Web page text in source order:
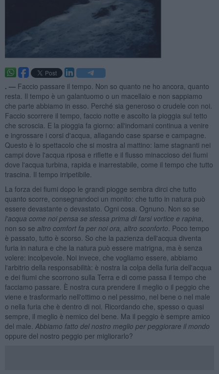
. — Faccio passare il tempo. Non so quanto ne ho ancora, quanto
resta. Il tempo è un galantuomo o un macellaio e non sappiamo
che parte abbiamo in esso. Perché sia generoso o crudele con noi.
Faccio scorrere il tempo, faccio notte e ascolto la pioggia sul tetto
che scroscia. E la pioggia fa giorno: all'indomani continua a venire
e ingrossare i corsi d'acqua, allagando case sparse e campagne.
Questo è lo spettacolo che si mostra al mattino: lame stagnanti nei
campi dove l'acqua riposa e riflette e il flusso minaccioso dei fiumi
dove l'acqua turbina, rapida e inarrestabile, come il tempo che tutto
trascina. Il tempo irripetibile.
La forza dei fiumi dopo le grandi piogge sembra dirci che tutto
quanto scorre, consegnandoci un monito: che tutto in natura può
essere devastante o devastato. Ogni cosa. Ognuno. Non so se
l'acqua come noi pensa se stessa prima di farsi vortice e rapina
non so se altro comfort fa per noi ora, altro sconforto . Poco tempo
è passato, tutto è scorso. So che la pazienza dell'acqua diventa
furia in natura e che la natura può essere matrigna, ma è senza
volere: incolpevole. Noi invece, che vogliamo essere, abbiamo
l'arbitrio della responsabilità: è nostra la colpa della furia dell'acqua
e dei fiumi che scorrono sulla Terra e di come passa il tempo che
facciamo passare. È nostra cura prendere il meglio o il peggio che
viene e trasformarlo nell'ottimo o nel pessimo, nel bene o nel male
o nella furia che è dentro di noi. Ricordando che, spesso o quasi
sempre, il meglio è nemico del bene. Ma il peggio è sempre amico
del male. Abbiamo fatto del nostro meglio per peggiorare il mondo
oppure del nostro peggio per migliorarlo?